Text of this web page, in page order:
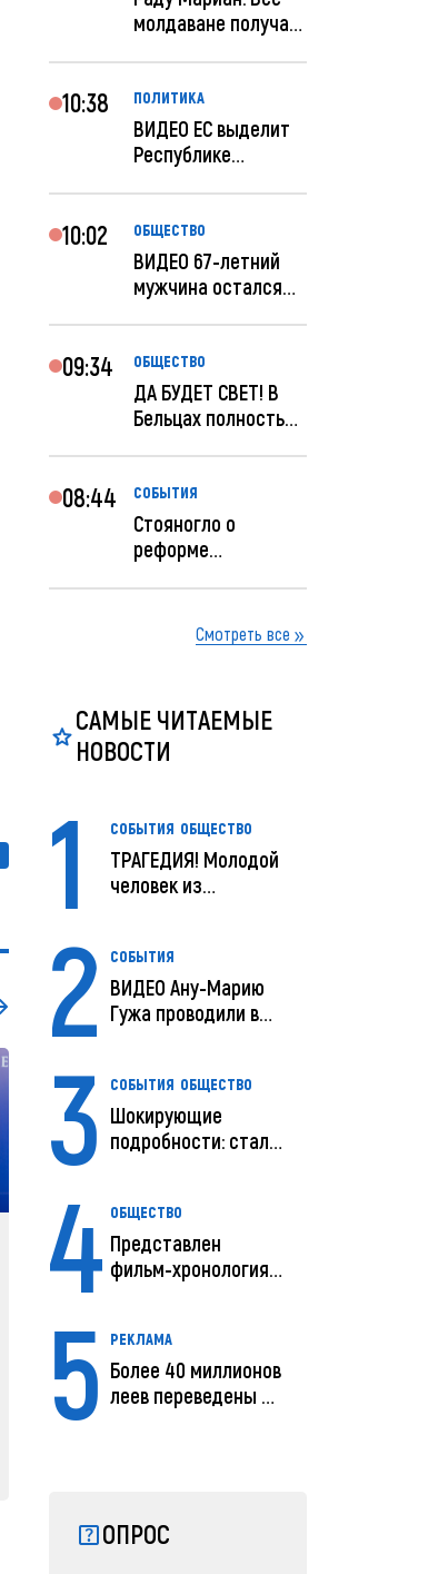
ЗАРУБЕЖНЫЕ
Зеленский объявляет о
реструктуризации армии
04 февраля 2025, 11:49
молдаване получат
10:38 ПОЛИТИКА
ВИДЕО ЕС выделит
Республике
10:02 ОБЩЕСТВО
ВИДЕО 67-летний
мужчина остался
09:34 ОБЩЕСТВО
ДА БУДЕТ СВЕТ! В
Бельцах полностью
08:44 СОБЫТИЯ
Стояногло о
реформе
реформир...Смотреть все
САМЫЕ ЧИТАЕМЫЕ
НОВОСТИ
1 СОБЫТИЯ ОБЩЕСТВО
ТРАГЕДИЯ! Молодой
человек из
2 СОБЫТИЯ
ВИДЕО Ану-Марию
Гужа проводили в
3 СОБЫТИЯ ОБЩЕСТВО
Шокирующие
подробности: стали
4 ОБЩЕСТВО
Представлен
фильм-хронология
5 РЕКЛАМА
Более 40 миллионов
леев переведены с
ОПРОС